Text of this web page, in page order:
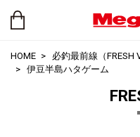
HOME 必釣最前線（FRESH
伊豆半島ハタゲーム